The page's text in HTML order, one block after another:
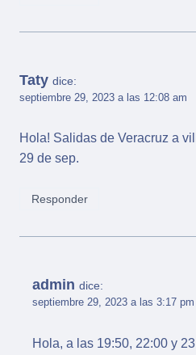
Taty dice:
septiembre 29, 2023 a las 12:08 am
Hola! Salidas de Veracruz a
29 de sep.
Responder
admin dice:
septiembre 29, 2023 a las 3:17 pm
Hola, a las 19:50, 22:00 y